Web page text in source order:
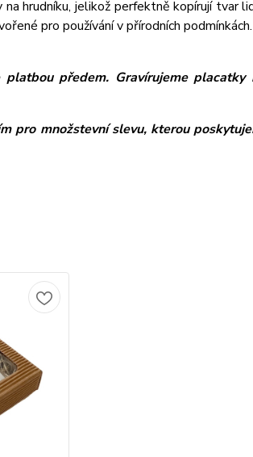
hrudníku, jelikož perfektně kopírují tvar
pro používání v přírodních podmínkách.
předem. Gravírujeme placatky
pro množstevní slevu, kterou